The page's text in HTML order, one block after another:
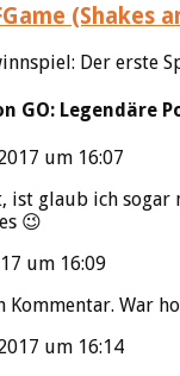
Der erste
GO: Legendäre
um 16:07
ist glaub ich
😉
um 16:09
Kommentar. War
um 16:14